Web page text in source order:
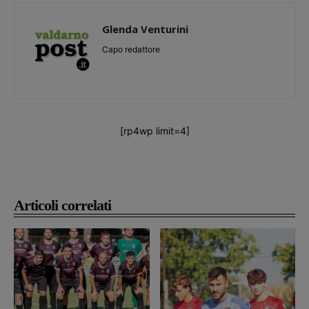
Articoli correlati
Glenda Venturini
Capo redattore
[rp4wp limit=4]